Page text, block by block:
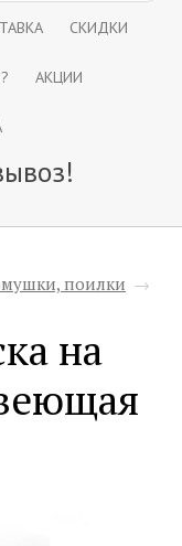
СКИДКИ
АКЦИИ
поилки →
на